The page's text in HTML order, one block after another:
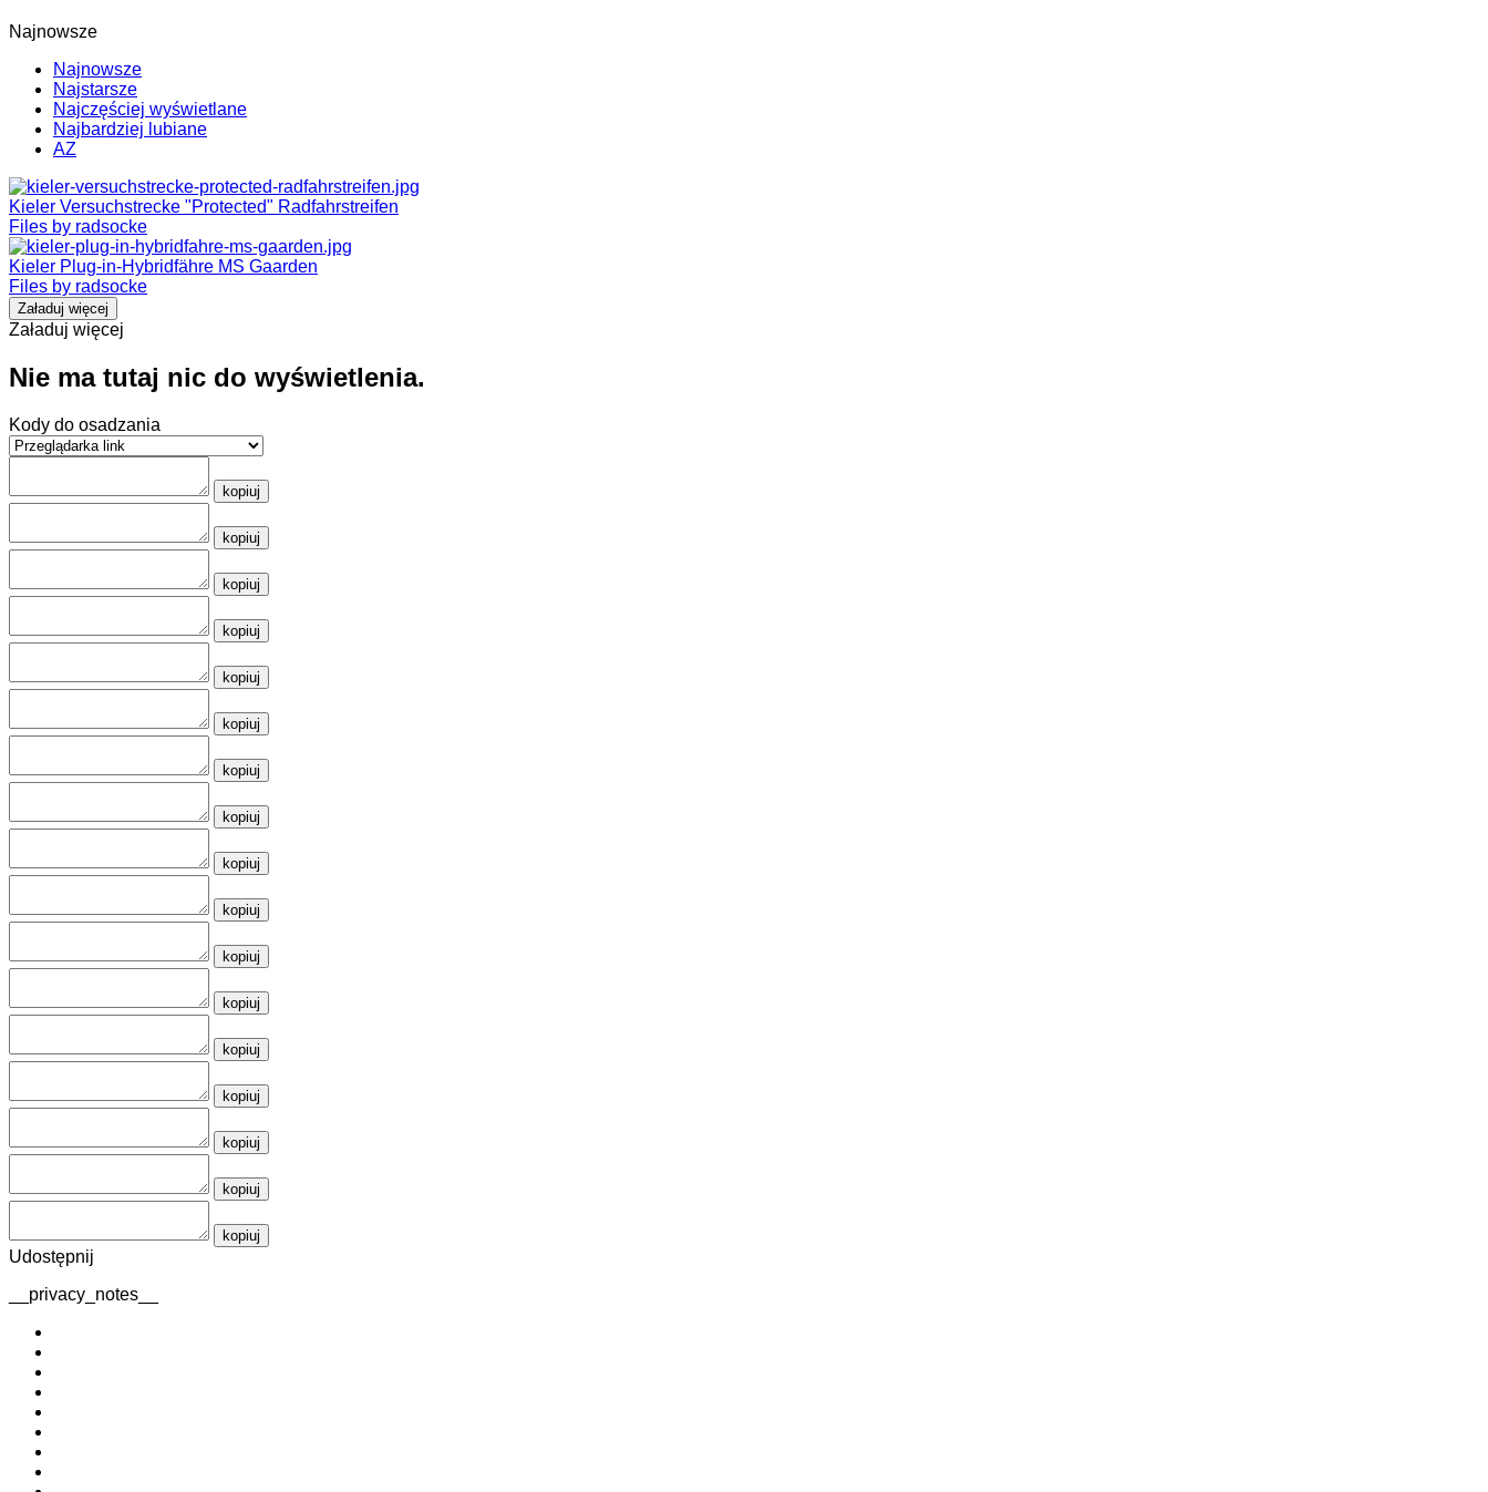
Najnowsze
Najnowsze
Najstarsze
Najczęściej wyświetlane
Najbardziej lubiane
AZ
Kieler Versuchstrecke "Protected" Radfahrstreifen
Files by radsocke
Kieler Plug-in-Hybridfähre MS Gaarden
Files by radsocke
Załaduj więcej
Załaduj więcej
Nie ma tutaj nic do wyświetlenia.
Kody do osadzania
kopiuj
kopiuj
kopiuj
kopiuj
kopiuj
kopiuj
kopiuj
kopiuj
kopiuj
kopiuj
kopiuj
kopiuj
kopiuj
kopiuj
kopiuj
kopiuj
kopiuj
Udostępnij
__privacy_notes__